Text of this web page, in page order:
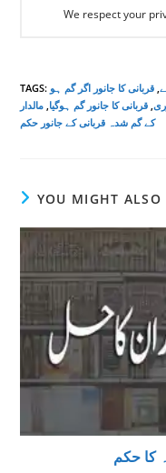
We respect your
TAGS: قربانی کا جانور اگر گم ہو
, قربانی کا جانور گم ہوگیا مالدار
کے گم شدہ قربانی کے جانور حکم
YOU MIGHT ALSO
کا حکم